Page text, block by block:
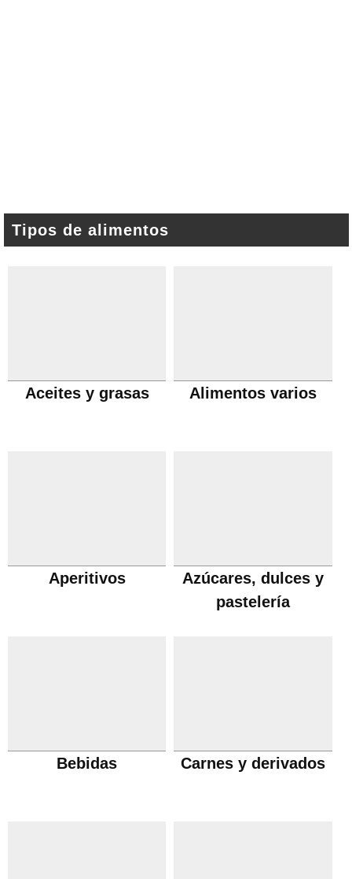
Tipos de alimentos
Aceites y grasas Alimentos varios
Aperitivos
Azúcares, dulces y
pastelería
Bebidas Carnes y derivados